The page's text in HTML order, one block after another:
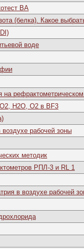
ВА
(белка). Какое
воде
на
H2O, O2 в BF3
воздухе рабочей зоны
методик
РПЛ-3 и RL 1
в воздухе рабочей